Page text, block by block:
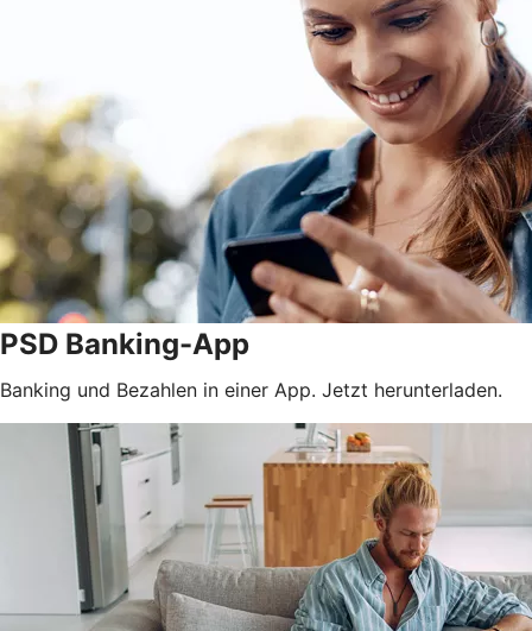
PSD Banking-App
Banking und Bezahlen in einer App. Jetzt herunterladen.